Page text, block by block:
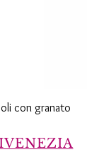
con granato